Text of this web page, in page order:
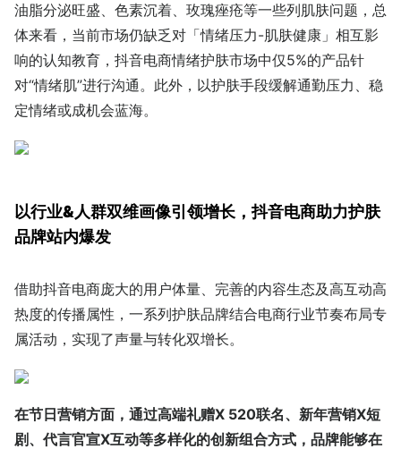
油脂分泌旺盛、色素沉着、玫瑰痤疮等一些列肌肤问题，总
体来看，当前市场仍缺乏对「情绪压力-肌肤健康」相互影
响的认知教育，抖音电商情绪护肤市场中仅5%的产品针
对“情绪肌”进行沟通。此外，以护肤手段缓解通勤压力、稳
定情绪或成机会蓝海。
以行业&人群双维画像引领增长，抖音电商助力护肤
品牌站内爆发
借助抖音电商庞大的用户体量、完善的内容生态及高互动高
热度的传播属性，一系列护肤品牌结合电商行业节奏布局专
属活动，实现了声量与转化双增长。
在节日营销方面，通过高端礼赠X 520联名、新年营销X短
剧、代言官宣X互动等多样化的创新组合方式，品牌能够在